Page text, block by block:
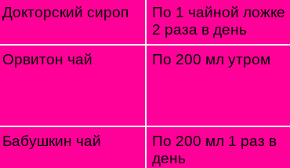
Докторский сироп
По 1 чайной ложке
2 раза в день
Орвитон чай
По 200 мл утром
Бабушкин чай
По 200 мл 1 раз в
день